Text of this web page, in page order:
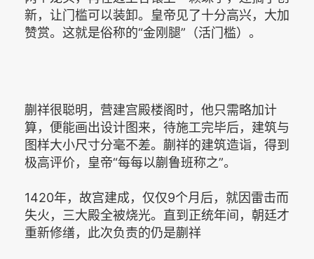
新，让门槛可以装卸。皇帝见了十分高兴，大加
赞赏。这就是俗称的“金刚腿”（活门槛）。
蒯祥很聪明，营建宫殿楼阁时，他只需略加计
算，便能画出设计图来，待施工完毕后，建筑与
图样大小尺寸分毫不差。蒯祥的建筑造诣，得到
极高评价，皇帝“每每以蒯鲁班称之”。
1420年，故宫建成，仅仅9个月后，就因雷击而
失火，三大殿全被烧光。直到正统年间，朝廷才
重新修缮，此次负责的仍是蒯祥